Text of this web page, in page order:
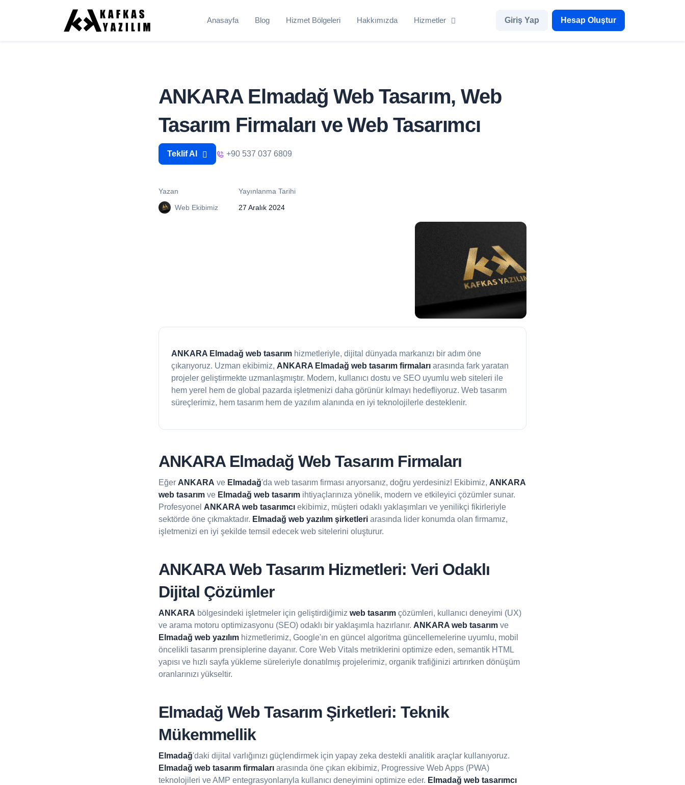
Anasayfa Blog Hizmet Bölgeleri Hakkımızda Hizmetler Giriş Yap Hesap Oluştur
ANKARA Elmadağ Web Tasarım, Web
Tasarım Firmaları ve Web Tasarımcı
Teklif Al +90 537 037 6809
Yazan
Web Ekibimiz
Yayınlanma Tarihi
27 Aralık 2024
ANKARA Elmadağ web tasarımhizmetleriyle, dijital dünyada markanızı bir adım öne
çıkarıyoruz. Uzman ekibimiz, ANKARA Elmadağ web tasarım firmalarıarasında fark yaratan
projeler geliştirmekte uzmanlaşmıştır. Modern, kullanıcı dostu ve SEO uyumlu web siteleri ile
hem yerel hem de global pazarda işletmenizi daha görünür kılmayı hedefliyoruz. Web tasarım
süreçlerimiz, hem tasarım hem de yazılım alanında en iyi teknolojilerle desteklenir.
ANKARA Elmadağ Web Tasarım Firmaları
Eğer ANKARA ve Elmadağ'da web tasarım firması arıyorsanız, doğru yerdesiniz! Ekibimiz, ANKARA
web tasarımve Elmadağ web tasarımihtiyaçlarınıza yönelik, modern ve etkileyici çözümler sunar.
Profesyonel ANKARA web tasarımcıekibimiz, müşteri odaklı yaklaşımları ve yenilikçi fikirleriyle
sektörde öne çıkmaktadır. Elmadağ web yazılım şirketleriarasında lider konumda olan firmamız,
işletmenizi en iyi şekilde temsil edecek web sitelerini oluşturur.
ANKARA Web Tasarım Hizmetleri: Veri Odaklı
Dijital Çözümler
ANKARA bölgesindeki işletmeler için geliştirdiğimiz web tasarımçözümleri, kullanıcı deneyimi (UX)
ve arama motoru optimizasyonu (SEO) odaklı bir yaklaşımla hazırlanır. ANKARA web tasarımve
Elmadağ web yazılımhizmetlerimiz, Google'ın en güncel algoritma güncellemelerine uyumlu, mobil
öncelikli tasarım prensiplerine dayanır. Core Web Vitals metriklerini optimize eden, semantik HTML
yapısı ve hızlı sayfa yükleme süreleriyle donatılmış projelerimiz, organik trafiğinizi artırırken dönüşüm
oranlarınızı yükseltir.
Elmadağ Web Tasarım Şirketleri: Teknik
Mükemmellik
Elmadağ'daki dijital varlığınızı güçlendirmek için yapay zeka destekli analitik araçlar kullanıyoruz.
Elmadağ web tasarım firmalarıarasında öne çıkan ekibimiz, Progressive Web Apps (PWA)
teknolojileri ve AMP entegrasyonlarıyla kullanıcı deneyimini optimize eder. Elmadağ web tasarımcı